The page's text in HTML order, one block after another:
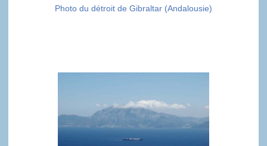
Photo du détroit de Gibraltar (Andalousie)